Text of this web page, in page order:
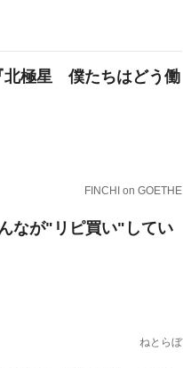
北極星 僕たちはどう働
FINCHI on GOETHE
なが"リピ買い"してい
ねとらぼ